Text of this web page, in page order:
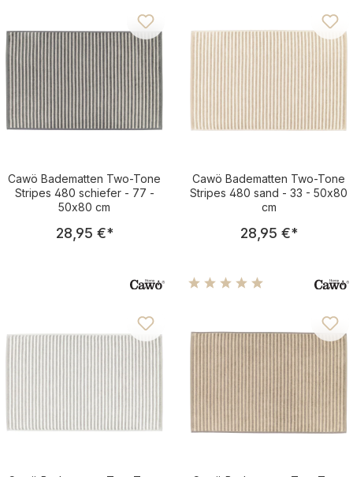
Cawö Badematten Two-Tone
Stripes 480 schiefer - 77 -
50x80 cm
Regulärer Preis:
28,95 €*
Cawö Badematten Two-Tone
Stripes 480 sand - 33 - 50x80
cm
Regulärer
28,95 €*